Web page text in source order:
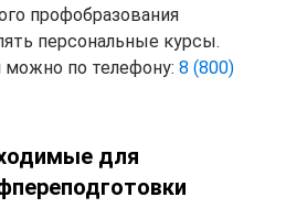
профобразования
персональные курсы.
можно по телефону: 8 (800)
для